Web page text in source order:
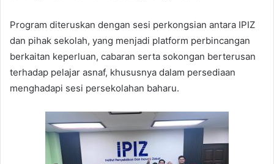
Program diteruskan dengan sesi perkongsian antara IPIZ
dan pihak sekolah, yang menjadi platform perbincangan
berkaitan keperluan, cabaran serta sokongan berterusan
terhadap pelajar asnaf, khususnya dalam persediaan
menghadapi sesi persekolahan baharu.